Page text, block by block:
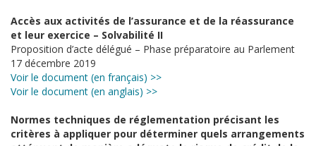
Accès aux activités de l’assurance et de la réassurance
et leur exercice – Solvabilité II
Proposition d’acte délégué – Phase préparatoire au Parlement
17 décembre 2019
Voir le document (en français) >>
Voir le document (en anglais) >>
Normes techniques de réglementation précisant les
critères à appliquer pour déterminer quels arrangements